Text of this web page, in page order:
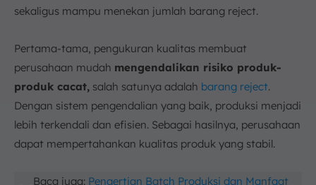
sekaligus mampu menekan jumlah barang reject.
Pertama-tama, pengukuran kualitas membuat
perusahaan mudah mengendalikan risiko produk-
produk cacat, salah satunya adalah barang reject.
Dengan sistem pengendalian yang baik, produksi menjadi
lebih terkendali dan efisien. Sebagai hasilnya, perusahaan
dapat mempertahankan kualitas produk yang stabil.
Baca juga: Pengertian Batch Produksi dan Manfaat